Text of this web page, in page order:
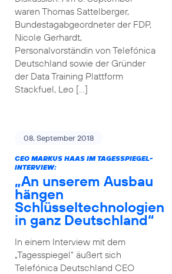
waren Thomas Sattelberger,
Bundestagabgeordneter der FDP,
Nicole Gerhardt,
Personalvorständin von Telefónica
Deutschland sowie der Gründer
der Data Training Plattform
Stackfuel, Leo […]
08. September 2018
CEO MARKUS HAAS IM TAGESSPIEGEL-
INTERVIEW:
„An unserem Ausbau
hängen
Schlüsseltechnologien
in ganz Deutschland“
In einem Interview mit dem
„Tagesspiegel“ äußert sich
Telefónica Deutschland CEO